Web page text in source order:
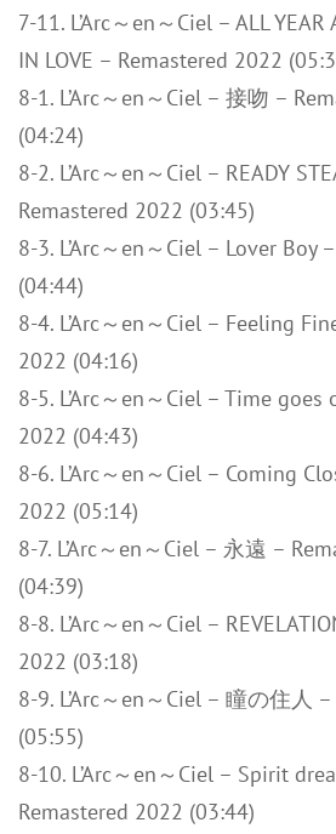
7-11. L’Arc～en～Ciel – ALL YEAR
IN LOVE – Remastered 2022
8-1. L’Arc～en～Ciel – 接吻 –
(04:24)
8-2. L’Arc～en～Ciel – READY
Remastered 2022 (03:45)
8-3. L’Arc～en～Ciel – Lover Boy
(04:44)
8-4. L’Arc～en～Ciel – Feeling
2022 (04:16)
8-5. L’Arc～en～Ciel – Time goes
2022 (04:43)
8-6. L’Arc～en～Ciel – Coming
2022 (05:14)
8-7. L’Arc～en～Ciel – 永遠 –
(04:39)
8-8. L’Arc～en～Ciel –
2022 (03:18)
8-9. L’Arc～en～Ciel – 瞳の住人
(05:55)
8-10. L’Arc～en～Ciel – Spirit
Remastered 2022 (03:44)